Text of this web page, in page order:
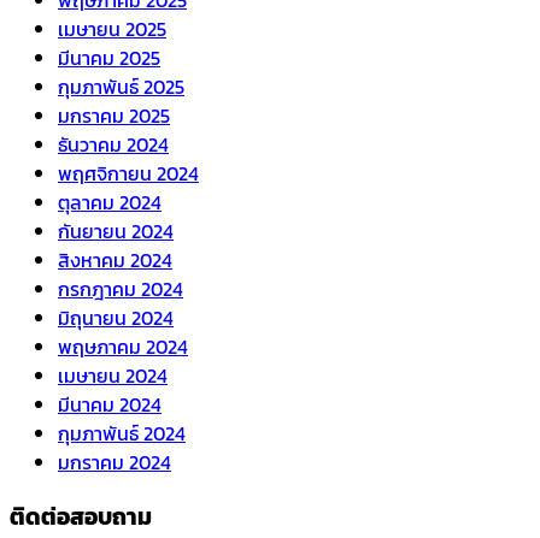
เมษายน 2025
มีนาคม 2025
กุมภาพันธ์ 2025
มกราคม 2025
ธันวาคม 2024
พฤศจิกายน 2024
ตุลาคม 2024
กันยายน 2024
สิงหาคม 2024
กรกฎาคม 2024
มิถุนายน 2024
พฤษภาคม 2024
เมษายน 2024
มีนาคม 2024
กุมภาพันธ์ 2024
มกราคม 2024
ติดต่อสอบถาม